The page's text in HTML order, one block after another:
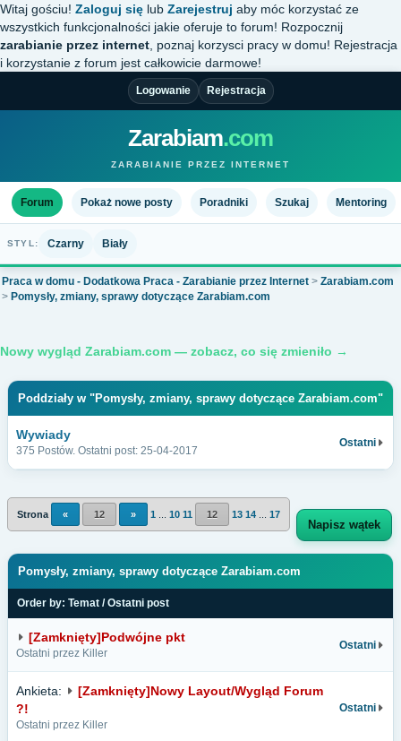
Witaj gościu! Zaloguj się lub Zarejestruj aby móc korzystać ze
wszystkich funkcjonalności jakie oferuje to forum! Rozpocznij
zarabianie przez internet , poznaj korzysci pracy w domu! Rejestracja
i korzystanie z forum jest całkowicie darmowe!
Logowanie Rejestracja
Zarabiam.com
ZARABIANIE PRZEZ INTERNET
Forum Pokaż nowe posty Poradniki Szukaj Mentoring
STYL: Czarny Biały
Praca w domu - Dodatkowa Praca - Zarabianie przez Internet > Zarabiam.com
> Pomysły, zmiany, sprawy dotyczące Zarabiam.com
Nowy wygląd Zarabiam.com — zobacz, co się zmieniło →
Poddziały w "Pomysły, zmiany, sprawy dotyczące Zarabiam.com"
Wywiady
375 Postów. Ostatni post: 25-04-2017
Ostatni
Strona « 12 » 1 10 11 12 13 14 17
Napisz wątek
Pomysły, zmiany, sprawy dotyczące Zarabiam.com
Order by: Temat /Ostatni post
[Zamknięty]Podwójne pkt
Ostatni przez Killer
Ostatni
Ankieta:
[Zamknięty]Nowy Layout/Wygląd Forum
?!
Ostatni przez Killer
Ostatni